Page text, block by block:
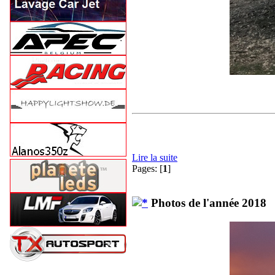
Lire la suite
Pages: [1]
Photos de l'année 2018